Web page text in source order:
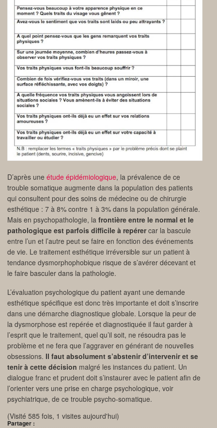
D’après une étude épidémiologique, la prévalence de ce
trouble somatique augmente dans la population des patients
qui consultent pour des soins de médecine ou de chirurgie
esthétique : 7 à 8% contre 1 à 3% dans la population générale.
Mais en psychopathologie, la frontière entre le normal et le
pathologique est parfois difficile à repérercar la bascule
entre l’un et l’autre peut se faire en fonction des événements
de vie. Le traitement esthétique irréversible sur un patient à
tendance dysmorphophobique risque de s’avérer décevant et
le faire basculer dans la pathologie.
L’évaluation psychologique du patient ayant une demande
esthétique spécifique est donc très importante et doit s’inscrire
dans une démarche diagnostique globale. Lorsque la peur de
la dysmorphose est repérée et diagnostiquée il faut garder à
l’esprit que le traitement, quel qu’il soit, ne résoudra pas le
problème et ne fera que l’aggraver en générant de nouvelles
obsessions. Il faut absolument s’abstenir d’intervenir et se
tenir à cette décision malgré les instances du patient. Un
dialogue franc et prudent doit s’instaurer avec le patient afin de
l’orienter vers une prise en charge psychologique, voir
psychiatrique, de ce trouble psycho-somatique.
(Visité 585 fois, 1 visites aujourd'hui)
Partager :